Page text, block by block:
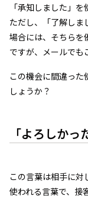
「承知しました」
ただし、「了解しま
場合には、そちらを
ですが、メールでも
この機会に間違っ
しょうか？
「よろしかっ
この言葉は相手に
使われる言葉で、接